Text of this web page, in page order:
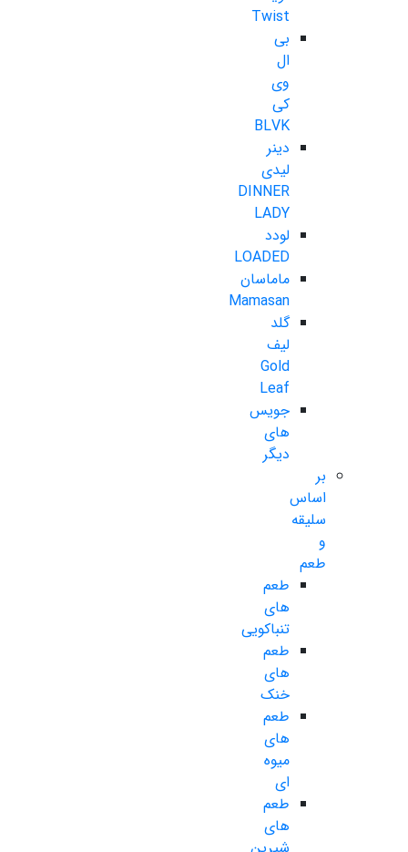
Twist
بی
ال
وی
کی
BLVK
دینر
لیدی
DINNER
LADY
لودد
LOADED
ماماسان
Mamasan
گلد
لیف
Gold
Leaf
جویس
های
دیگر
بر
اساس
سلیقه
و
طعم
طعم
های
تنباکویی
طعم
های
خنک
طعم
های
میوه
ای
طعم
های